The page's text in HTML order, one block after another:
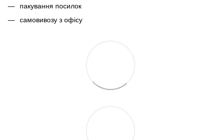
пакування посилок
самовивозу з офісу